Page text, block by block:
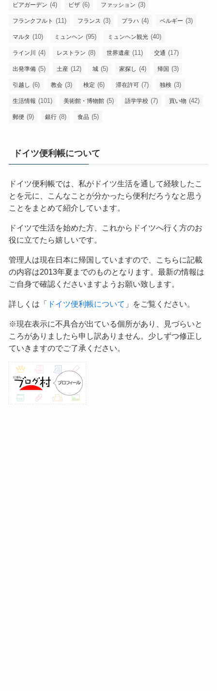
ビアガーデン (4) ビザ (6) ファッション (3)
フランクフルト (11) フランス (3) プラハ (4) ベルギー (3)
マルタ (10) ミュンヘン (95) ミュンヘン観光 (40)
ライン川 (4) レストラン (8) 世界遺産 (11) 交通 (17)
出発準備 (5) 土産 (12) 城 (5) 家探し (4) 帰国 (3)
引越し (6) 教会 (3) 検定 (6) 滞在許可 (7) 独検 (3)
生活情報 (101) 美術館・博物館 (5) 語学学校 (7) 買い物 (42)
郵便 (9) 銀行 (8) 食品 (5)
ドイツ便利帳について
ドイツ便利帳では、私がドイツ生活を通して経験したこ
とを元に、こんなことが分かったら便利だろうなと思う
ことをまとめて紹介しています。
ドイツで生活を始めた方、これからドイツへ行く方のお
役に立てたら嬉しいです。
管理人は現在日本に帰国していますので、こちらに記載
の内容は2013年夏までのものとなります。最新の情報は
ご自身で確認くださいますようお願い致します。
詳しくは「 ドイツ便利帳について 」をご覧ください。
※現在表示に不具合が出ている個所があり、見づらいと
ころがありましたら申し訳ありません。少しずつ修正し
ていきますのでご了承ください。